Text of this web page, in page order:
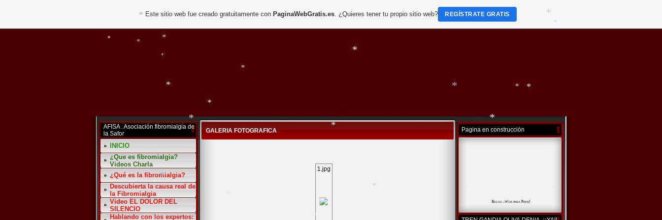
AFISA . Asociación fibromialgia de
la Safor
INICIO
¿Que es fibromialgia?
Videos Charla
¿Qué es la fibromialgia?
Descubierta la causa real de
la Fibromialgia
Video EL DOLOR DEL
SILENCIO
Hablando con los expertos:
GALERIA FOTOGRAFICA
1.jpg
Pagina en construcción
RelojesWeb para Pisos!
Este sitio web fue creado gratuitamente con PaginaWebGratis.es. ¿Quieres tener tu propio sitio web? REGÍSTRATE GRATIS
* * *
*
*
*
*